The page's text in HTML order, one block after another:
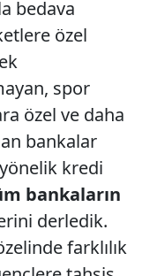
bedava
özel
spor
özel ve daha
bankalar
kredi
bankaların
derledik.
farklılık